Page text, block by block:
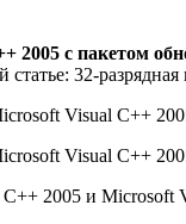
2005 с пакетом
32-
Visual C++
Visual C++
2005 и Microsoft